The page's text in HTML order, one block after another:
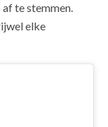
te stemmen.
elke